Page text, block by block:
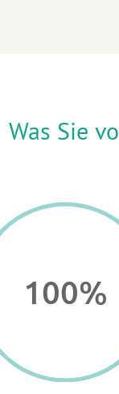
Was Sie
100%